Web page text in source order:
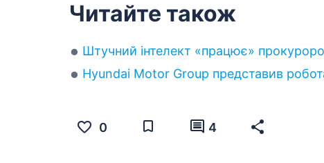
Читайте також
Штучний інтелект «працює»
Hyundai Motor Group представив
0 4